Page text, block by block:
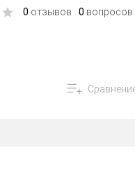
0 отзывов 0 вопросов